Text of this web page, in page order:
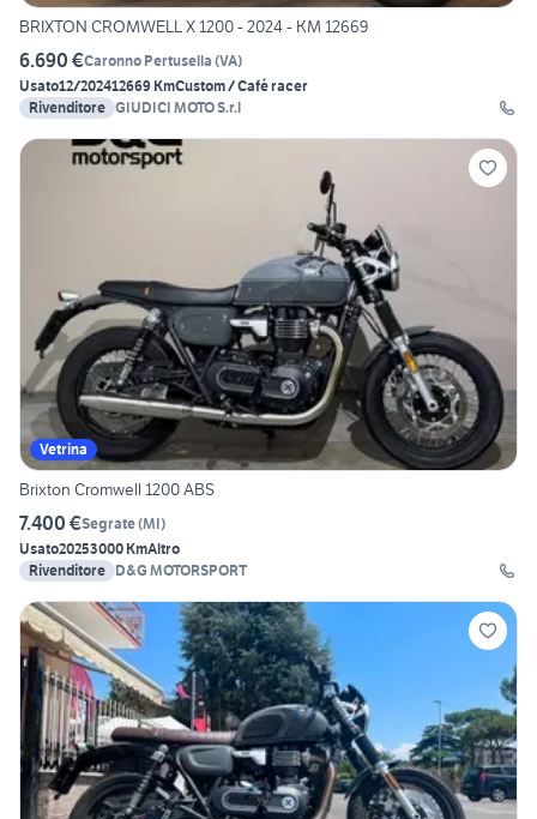
BRIXTON CROMWELL X 1200 - 2024 - KM 12669
6.690 €Caronno Pertusella (VA)
Usato12/202412669 KmCustom / Café racer
Rivenditore GIUDICI MOTO S.r.l
Vetrina
Brixton Cromwell 1200 ABS
7.400 €Segrate(MI)
Usato20253000 KmAltro
Rivenditore D&G MOTORSPORT